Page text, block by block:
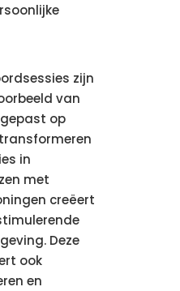
zijn
van
op
in
met
creëert
Deze
ook
en